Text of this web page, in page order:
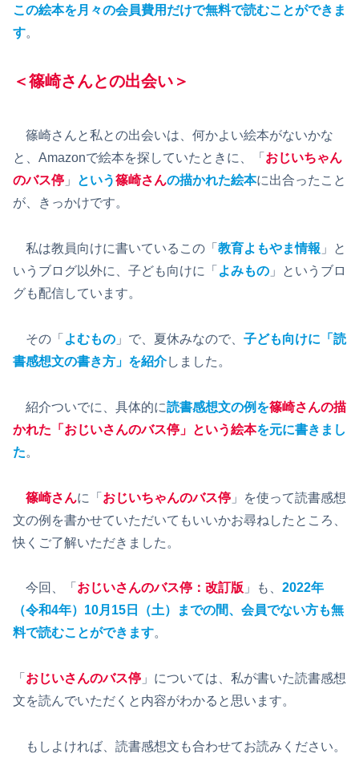
この絵本を月々の会員費用だけで無料で読むことができま
す。
＜篠崎さんとの出会い＞
篠崎さんと私との出会いは、何かよい絵本がないかな
と、Amazonで絵本を探していたときに、「 おじいちゃん
のバス停 」 という篠崎さんの描かれた絵本に出合ったこと
が、きっかけです。
私は教員向けに書いているこの「 教育よもやま情報 」と
いうブログ以外に、子ども向けに「 よみもの 」というブロ
グも配信しています。
その「 よむもの 」で、夏休みなので、 子ども向けに「読
書感想文の書き方」を紹介しました。
紹介ついでに、具体的に読書感想文の例を篠崎さんの描
かれた「おじいさんのバス停」という絵本を元に書きまし
た。
篠崎さんに「 おじいちゃんのバス停 」を使って読書感想
文の例を書かせていただいてもいいかお尋ねしたところ、
快くご了解いただきました。
今回、「 おじいさんのバス停：改訂版 」も、 2022年
（令和4年）10月15日（土）までの間、会員でない方も無
料で読むことができます。
「 おじいさんのバス停 」については、私が書いた読書感想
文を読んでいただくと内容がわかると思います。
もしよければ、読書感想文も合わせてお読みください。